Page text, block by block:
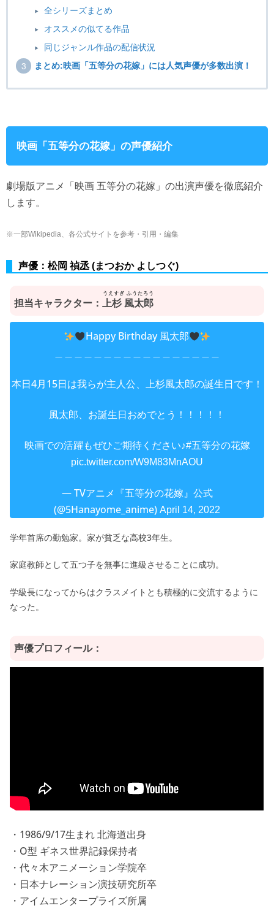
全シリーズまとめ
オススメの似てる作品
同じジャンル作品の配信状況
まとめ:映画「五等分の花嫁」には人気声優が多数出演！
映画「五等分の花嫁」の声優紹介
劇場版アニメ「映画 五等分の花嫁」の出演声優を徹底紹介
します。
※一部Wikipedia、各公式サイトを参考・引用・編集
声優：松岡 禎丞 (まつおか よしつぐ)
担当キャラクター：上杉 風太郎
うえすぎ ふうたろう
Happy Birthday 風太郎
本日4月15日は我らが主人公、上杉風太郎の誕生日です！
風太郎、お誕生日おめでとう！！！！！
映画での活躍もぜひご期待ください♪#五等分の花嫁
pic.twitter.com/W9M83MnAOU
— TVアニメ『五等分の花嫁』公式
(@5Hanayome_anime) April 14, 2022
学年首席の勤勉家。家が貧乏な高校3年生。
家庭教師として五つ子を無事に進級させることに成功。
学級長になってからはクラスメイトとも積極的に交流するように
なった。
声優プロフィール：
・1986/9/17生まれ 北海道出身
・O型 ギネス世界記録保持者
・代々木アニメーション学院卒
・日本ナレーション演技研究所卒
・アイムエンタープライズ所属